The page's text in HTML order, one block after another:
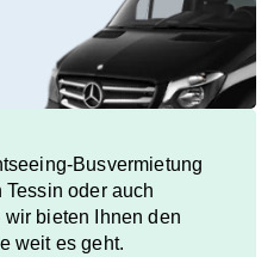
Busvermietung
oder auch
bieten Ihnen den
weit es geht.